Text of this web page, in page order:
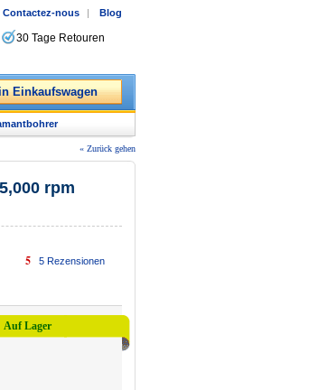
Contactez-nous | Blog
30 Tage Retouren
Einkaufswagen
« Zurück gehen
rpm
5 5Rezensionen
Auf Lager